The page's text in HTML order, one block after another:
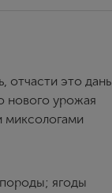
отчасти это дань
нового урожая
миксологами
ягоды